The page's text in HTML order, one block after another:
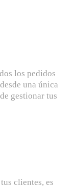
los pedidos
una única
gestionar tus
clientes, es